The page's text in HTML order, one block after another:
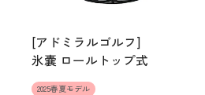
[アドミラルゴルフ]
氷嚢 ロールトップ式
2025春夏モデル